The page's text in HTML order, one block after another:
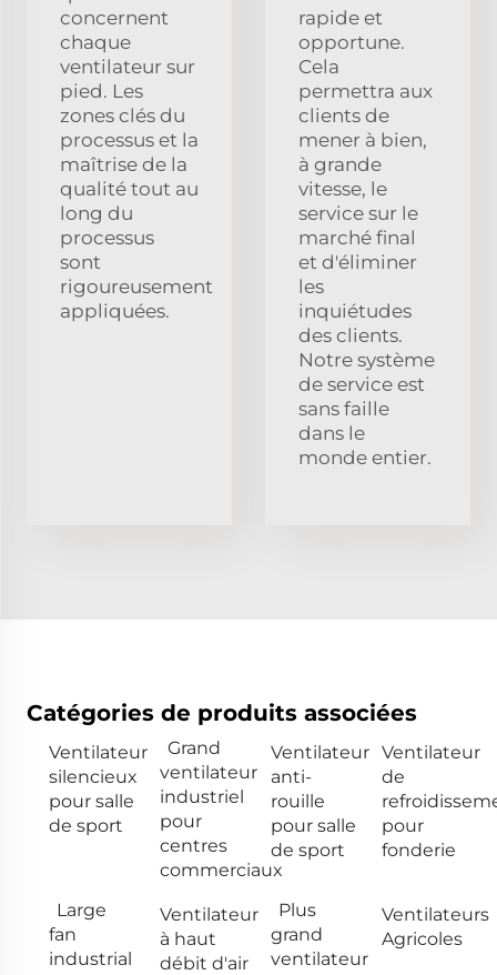
concernent
chaque
ventilateur sur
pied. Les
zones clés du
processus et la
maîtrise de la
qualité tout au
long du
processus
sont
rigoureusement
appliquées.
rapide et
opportune.
Cela
permettra aux
clients de
mener à bien,
à grande
vitesse, le
service sur le
marché final
et d'éliminer
les
inquiétudes
des clients.
Notre système
de service est
sans faille
dans le
monde entier.
Catégories de produits associées
Ventilateur
silencieux
pour salle
de sport
Grand
ventilateur
industriel
pour
centres
commerciaux
Ventilateur
anti-
rouille
pour salle
de sport
Ventilateur
de
pour
fonderie
Large
fan
industrial
Ventilateur
à haut
débit d'air
Plus
grand
ventilateur
Ventilateurs
Agricoles